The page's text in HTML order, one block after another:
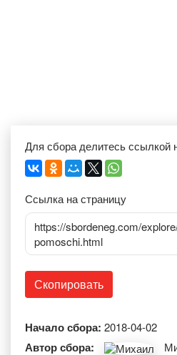
Для сбора делитесь ссылкой
Ссылка на страницу
https://sbordeneg.com/
pomoschi.html
Скопировать
Начало сбора: 2018-04-02
Автор сбора: